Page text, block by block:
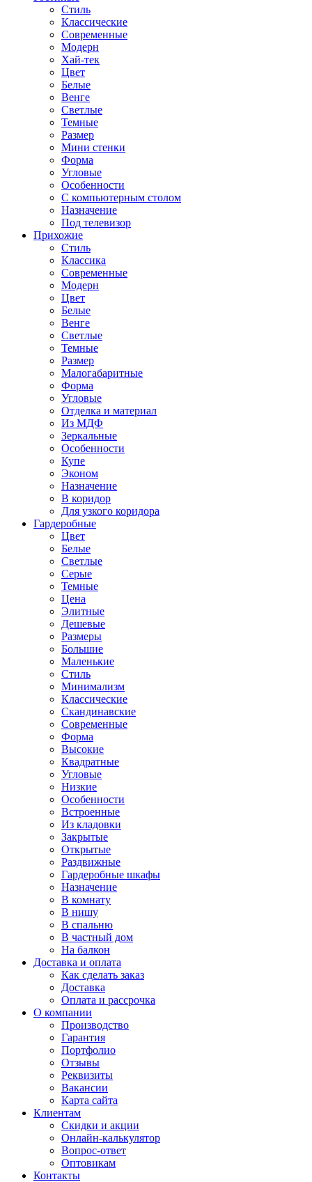
Стиль
Классические
Современные
Модерн
Хай-тек
Цвет
Белые
Венге
Светлые
Темные
Размер
Мини стенки
Форма
Угловые
Особенности
С компьютерным столом
Назначение
Под телевизор
Прихожие
Стиль
Классика
Современные
Модерн
Цвет
Белые
Венге
Светлые
Темные
Размер
Малогабаритные
Форма
Угловые
Отделка и материал
Из МДФ
Зеркальные
Особенности
Купе
Эконом
Назначение
В коридор
Для узкого коридора
Гардеробные
Цвет
Белые
Светлые
Серые
Темные
Цена
Элитные
Дешевые
Размеры
Большие
Маленькие
Стиль
Минимализм
Классические
Скандинавские
Современные
Форма
Высокие
Квадратные
Угловые
Низкие
Особенности
Встроенные
Из кладовки
Закрытые
Открытые
Раздвижные
Гардеробные шкафы
Назначение
В комнату
В нишу
В спальню
В частный дом
На балкон
Доставка и оплата
Как сделать заказ
Доставка
Оплата и рассрочка
О компании
Производство
Гарантия
Портфолио
Отзывы
Реквизиты
Вакансии
Карта сайта
Клиентам
Скидки и акции
Онлайн-калькулятор
Вопрос-ответ
Оптовикам
Контакты